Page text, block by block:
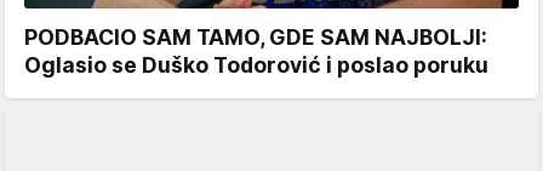
PODBACIO SAM TAMO, GDE SAM NAJBOLJI:
Oglasio se Duško Todorović i poslao poruku